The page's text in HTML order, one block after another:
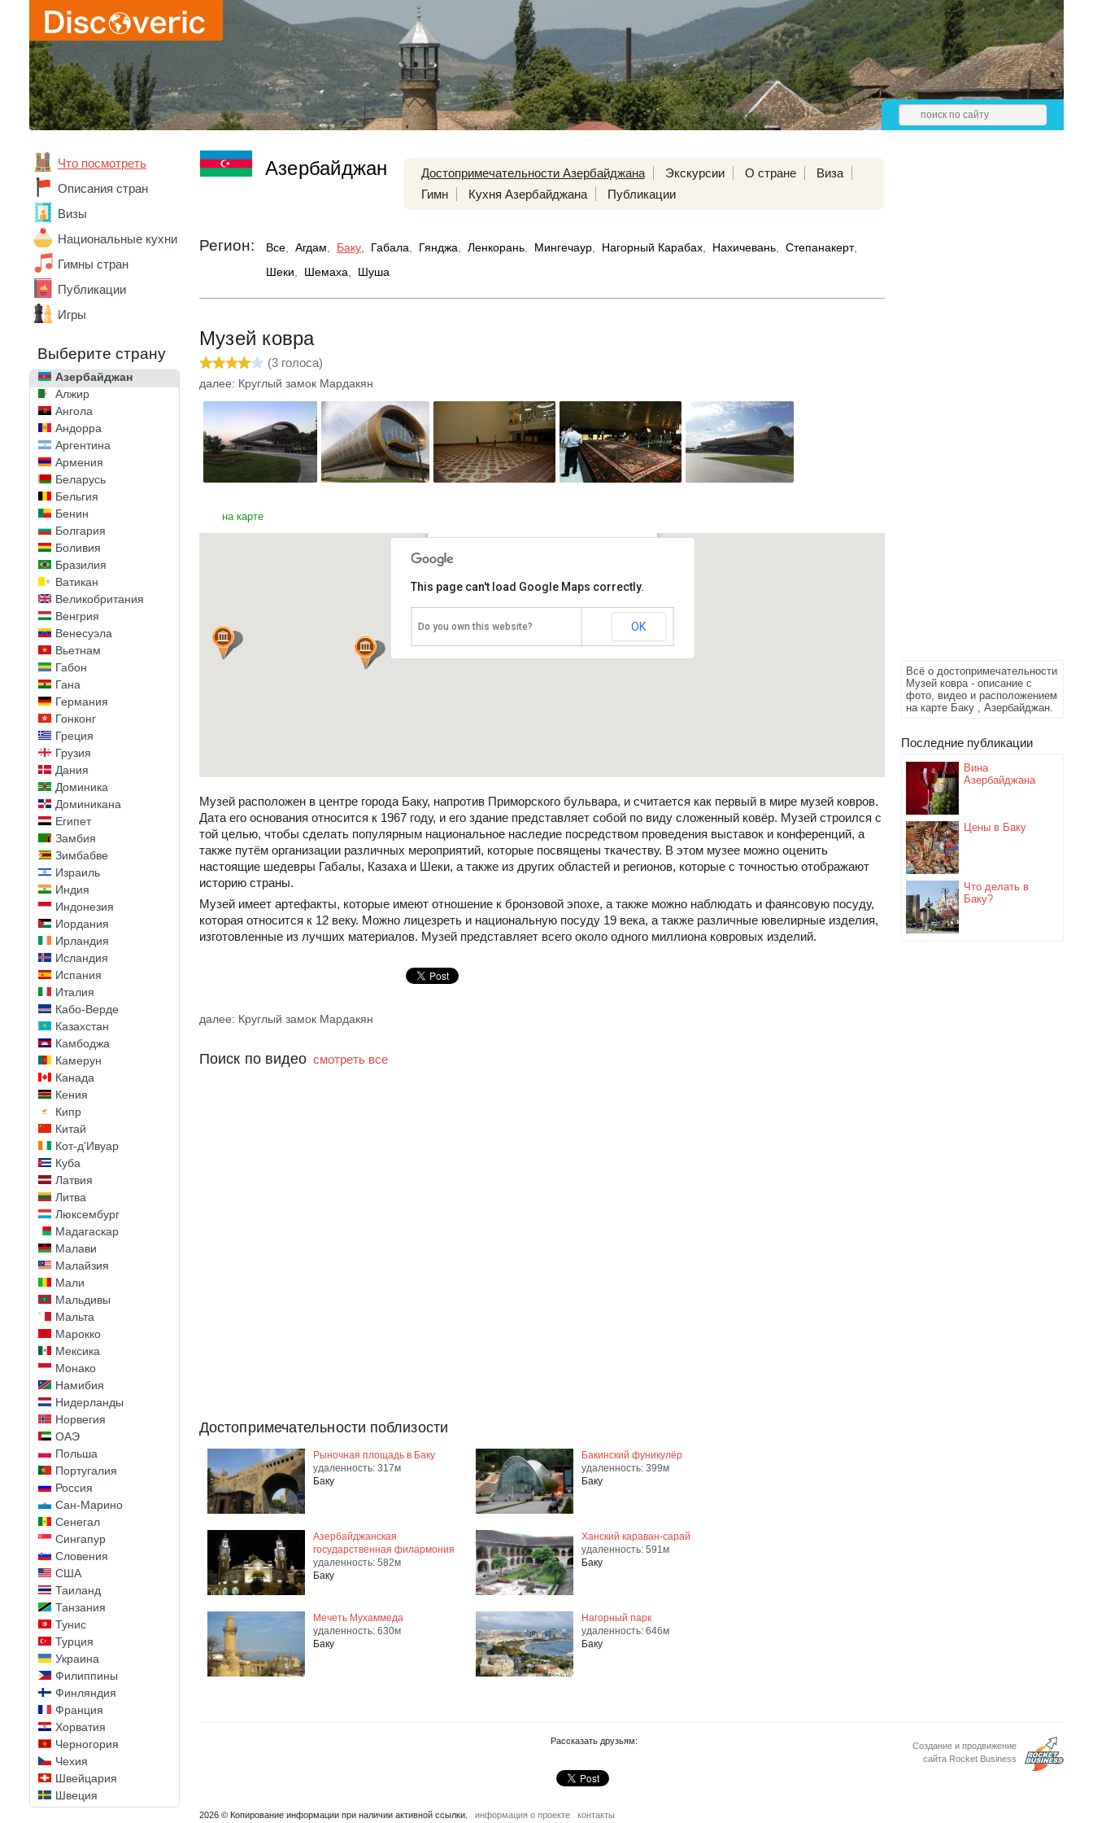
Что посмотреть
Описания стран
Визы
Национальные кухни
Гимны стран
Публикации
Игры
Выберите страну
Абхазия
Австрия
Азербайджан
Алжир
Ангола
Андорра
Аргентина
Армения
Беларусь
Бельгия
Бенин
Болгария
Боливия
Бразилия
Ватикан
Великобритания
Венгрия
Венесуэла
Вьетнам
Габон
Гана
Германия
Гонконг
Греция
Грузия
Дания
Доминика
Доминикана
Египет
Замбия
Зимбабве
Израиль
Индия
Индонезия
Иордания
Ирландия
Исландия
Испания
Италия
Кабо-Верде
Казахстан
Камбоджа
Камерун
Канада
Кения
Кипр
Китай
Кот-д'Ивуар
Куба
Латвия
Литва
Люксембург
Мадагаскар
Малави
Малайзия
Мали
Мальдивы
Мальта
Марокко
Мексика
Монако
Намибия
Нидерланды
Норвегия
ОАЭ
Польша
Португалия
Россия
Сан-Марино
Сенегал
Сингапур
Словения
США
Таиланд
Танзания
Тунис
Турция
Украина
Филиппины
Финляндия
Франция
Хорватия
Черногория
Чехия
Швейцария
Швеция
Всё о достопримечательности
Музей ковра - описание с
фото, видео и расположением
на карте Баку , Азербайджан.
Последние публикации
Вина
Азербайджана
Цены в Баку
Что делать в
Баку?
Азербайджан Достопримечательности Азербайджана Экскурсии О стране
Виза
Гимн
Кухня Азербайджана Публикации
Регион: Все Агдам Баку Габала Гянджа Ленкорань Мингечаур Нагорный Карабах Нахичевань Степанакерт,
Шеки
Шемаха Шуша
Музей ковра
(3 голоса)
далее: Круглый замок Мардакян
на карте
Азербайджан, Баку
This page can't load Google Maps correctly.
Do you own this website? OK
Музей расположен в центре города Баку, напротив Приморского бульвара, и считается как первый в мире музей ковров.
Дата его основания относится к 1967 году, и его здание представляет собой по виду сложенный ковёр. Музей строился с
той целью, чтобы сделать популярным национальное наследие посредством проведения выставок и конференций, а
также путём организации различных мероприятий, которые посвящены ткачеству. В этом музее можно оценить
настоящие шедевры Габалы, Казаха и Шеки, а также из других областей и регионов, которые с точностью отображают
историю страны.
Музей имеет артефакты, которые имеют отношение к бронзовой эпохе, а также можно наблюдать и фаянсовую посуду,
которая относится к 12 веку. Можно лицезреть и национальную посуду 19 века, а также различные ювелирные изделия,
изготовленные из лучших материалов. Музей представляет всего около одного миллиона ковровых изделий.
далее: Круглый замок Мардакян
Поиск по видео смотреть все
Достопримечательности поблизости
Рыночная площадь в Баку
удаленность: 317м
Баку
Бакинский фуникулёр
удаленность: 399м
Баку
Азербайджанская
государственная филармония
удаленность: 582м
Баку
Ханский караван-сарай
удаленность: 591м
Баку
Мечеть Мухаммеда
удаленность: 630м
Баку
Нагорный парк
удаленность: 646м
Баку
Создание и продвижение
сайта Rocket Business
Рассказать друзьям:
2026 © Копирование информации при наличии активной ссылки. информация о проекте контакты